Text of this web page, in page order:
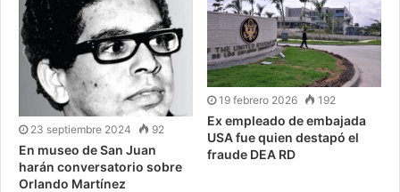
23 septiembre 2024 92
En museo de San Juan
harán conversatorio sobre
Orlando Martínez
19 febrero 2026 192
Ex empleado de embajada
USA fue quien destapó el
fraude DEA RD